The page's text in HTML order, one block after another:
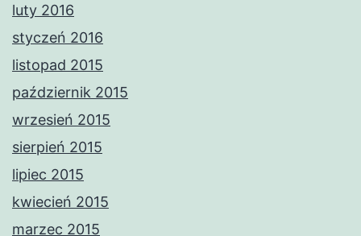
luty 2016
styczeń 2016
listopad 2015
październik 2015
wrzesień 2015
sierpień 2015
lipiec 2015
kwiecień 2015
marzec 2015